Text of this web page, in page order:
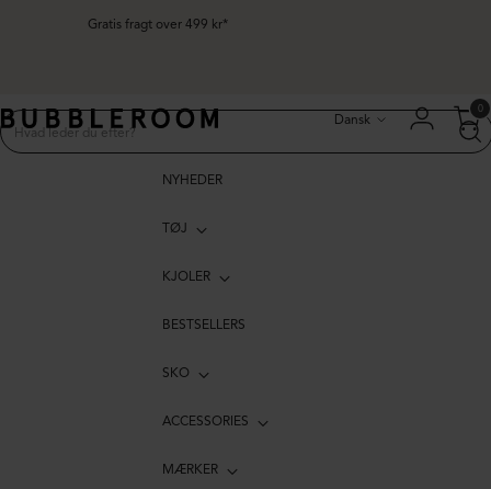
Gratis fragt over 499 kr*
Dansk
0
NYHEDER
TØJ
KJOLER
BESTSELLERS
SKO
ACCESSORIES
MÆRKER